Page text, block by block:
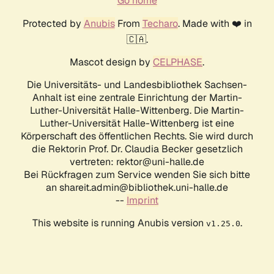
Protected by AnubisFrom Techaro. Made with ❤️ in
🇨🇦.
Mascot design by CELPHASE.
Die Universitäts- und Landesbibliothek Sachsen-
Anhalt ist eine zentrale Einrichtung der Martin-
Luther-Universität Halle-Wittenberg. Die Martin-
Luther-Universität Halle-Wittenberg ist eine
Körperschaft des öffentlichen Rechts. Sie wird durch
die Rektorin Prof. Dr. Claudia Becker gesetzlich
vertreten: rektor@uni-halle.de
Bei Rückfragen zum Service wenden Sie sich bitte
an shareit.admin@bibliothek.uni-halle.de
-- Imprint
This website is running Anubis version v1.25.0.